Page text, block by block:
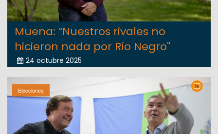
Muena: “Nuestros rivales no
hicieron nada por Río Negro"
24 octubre 2025
Elecciones